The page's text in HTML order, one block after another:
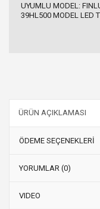
UYUMLU MODEL:
39HL500 MODEL LED
ÜRÜN AÇIKLAMASI
ÖDEME SEÇENEKLERİ
YORUMLAR (0)
VIDEO